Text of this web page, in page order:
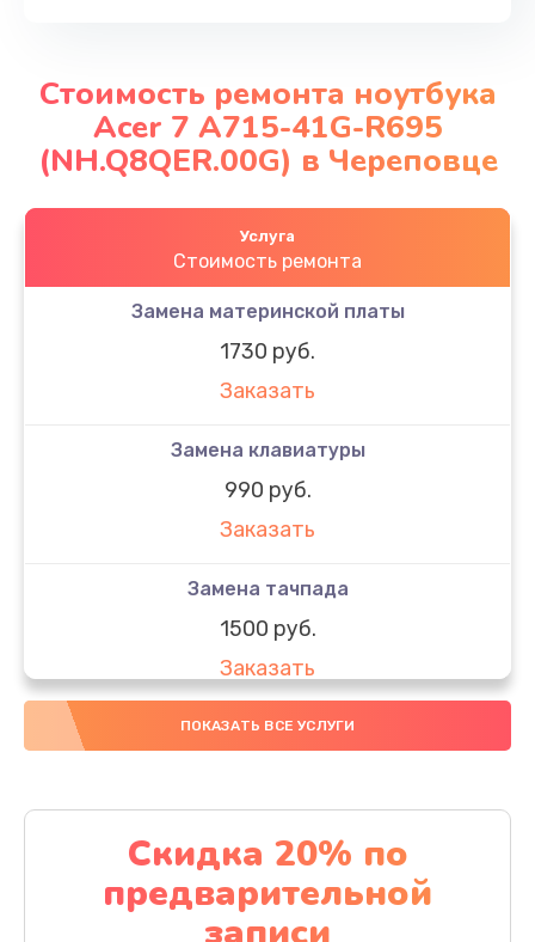
Стоимость ремонта ноутбука
Acer 7 A715-41G-R695
(NH.Q8QER.00G) в Череповце
Услуга
Стоимость ремонта
Замена материнской платы
1730 руб.
Заказать
Замена клавиатуры
990 руб.
Заказать
Замена тачпада
1500 руб.
Заказать
Замена южного моста
Заказать
Чистка от пыли
1060 руб.
ПОКАЗАТЬ ВСЕ УСЛУГИ
Скидка 20% по
предварительной